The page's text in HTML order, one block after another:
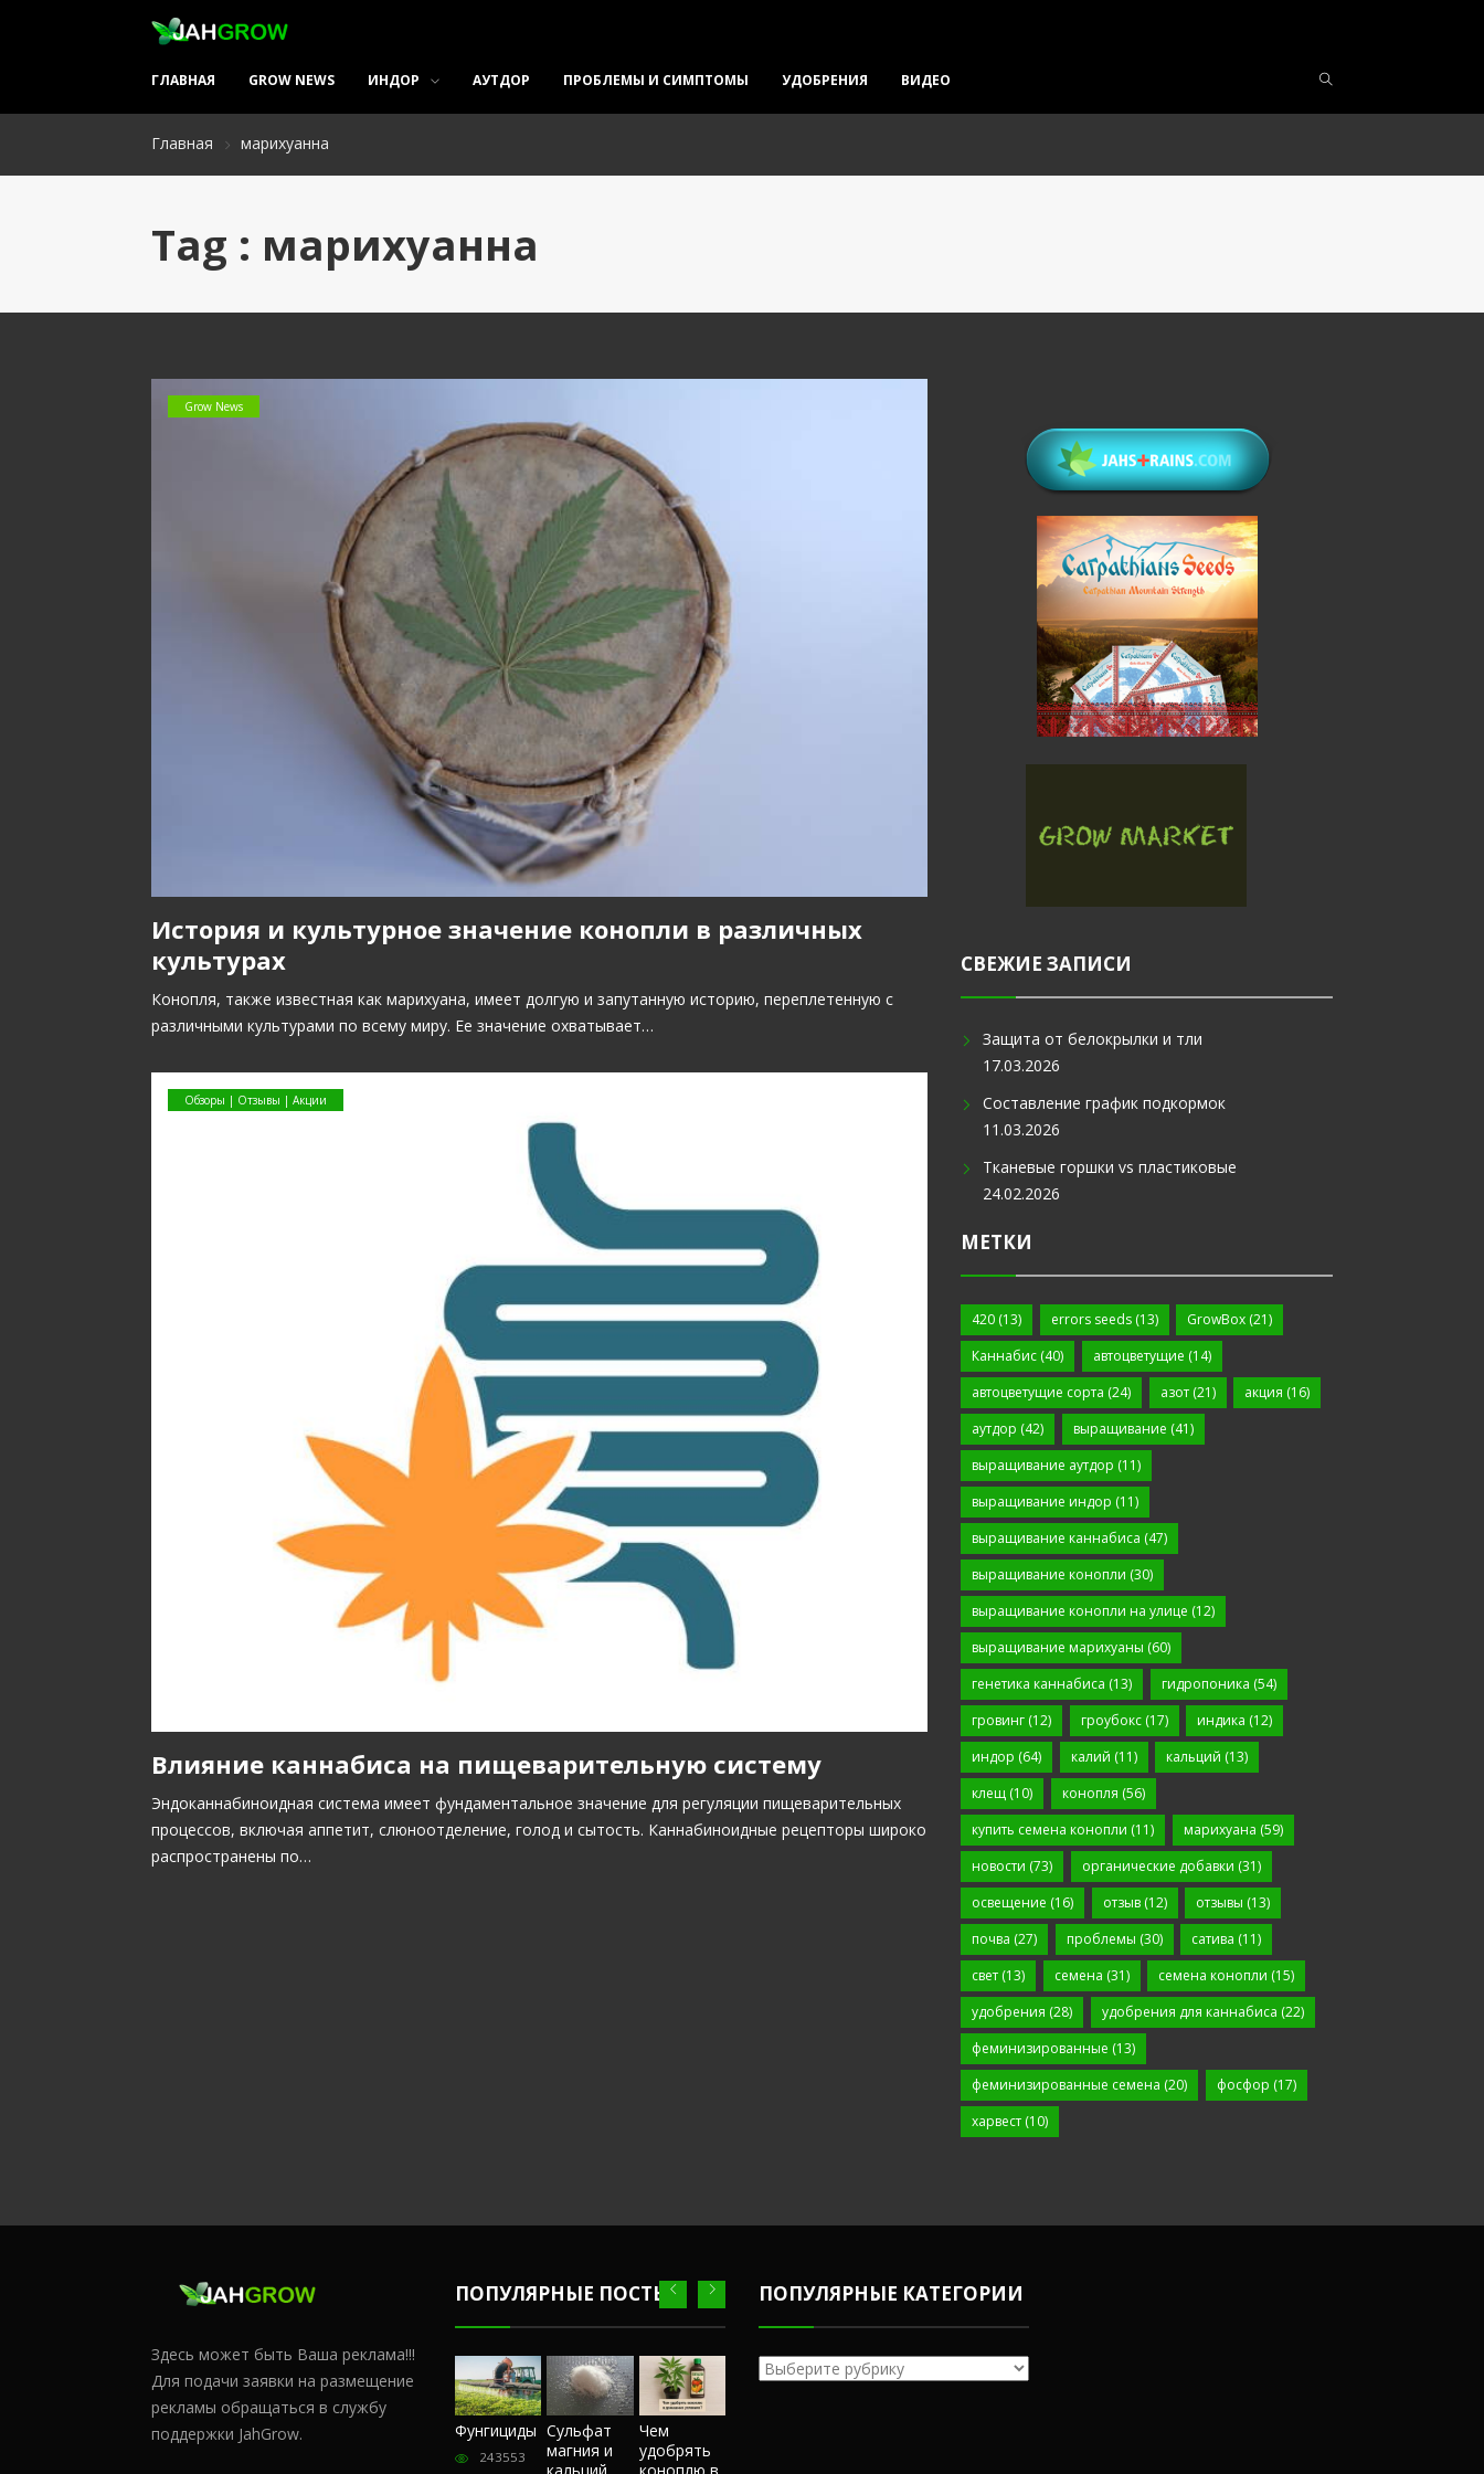
ГЛАВНАЯ GROW NEWS ИНДОР АУТДОР ПРОБЛЕМЫ И СИМПТОМЫ УДОБРЕНИЯ ВИДЕО
Главная марихуанна
Tag : марихуанна
Grow News
История и культурное значение конопли в различных
культурах
Конопля, также известная как марихуана, имеет долгую и запутанную историю, переплетенную с
различными культурами по всему миру. Ее значение охватывает…
Обзоры | Отзывы | Акции
Влияние каннабиса на пищеварительную систему
Эндоканнабиноидная система имеет фундаментальное значение для регуляции пищеварительных
процессов, включая аппетит, слюноотделение, голод и сытость. Каннабиноидные рецепторы широко
распространены по…
СВЕЖИЕ ЗАПИСИ
Защита от белокрылки и тли
17.03.2026
Составление график подкормок
11.03.2026
Тканевые горшки vs пластиковые
24.02.2026
МЕТКИ
420 (13) errors seeds(13) GrowBox (21)
Каннабис (40) автоцветущие (14)
автоцветущие сорта (24) азот(21) акция (16)
аутдор (42) выращивание (41)
выращивание аутдор (11)
выращивание индор (11)
выращивание каннабиса (47)
выращивание конопли (30)
выращивание конопли на улице (12)
выращивание марихуаны (60)
генетика каннабиса (13) гидропоника (54)
гровинг (12) гроубокс(17) индика (12)
индор (64) калий (11) кальций (13)
клещ (10) конопля (56)
купить семена конопли (11) марихуана (59)
новости (73) органические добавки (31)
освещение (16) отзыв(12) отзывы (13)
почва (27) проблемы (30) сатива (11)
свет (13) семена (31) семена конопли (15)
удобрения (28) удобрения для каннабиса (22)
феминизированные (13)
феминизированные семена (20) фосфор (17)
харвест (10)
Здесь может быть Ваша реклама!!!
Для подачи заявки на размещение
рекламы обращаться в службу
поддержки JahGrow.
ПОПУЛЯРНЫЕ ПОСТЫ
Сульфат
магния и
Чем
Честный
Фунгициды
243553
Сульфат
магния и
кальций
Чем
удобрять
коноплю в
ПОПУЛЯРНЫЕ КАТЕГОРИИ
Популярные